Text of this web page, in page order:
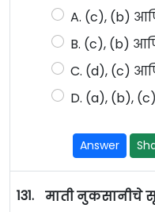
A. (c), (b)
B. (c), (b)
C. (d), (c)
D. (a), (b),
Answer
131.
माती नुकसानीचे